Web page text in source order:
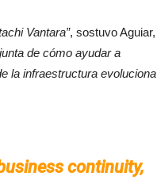
Vantara”, sostuvo Aguiar,
de cómo ayudar a
la infraestructura evoluciona
continuity,